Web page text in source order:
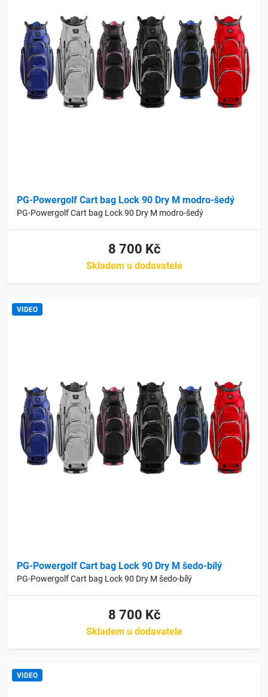
PG-Powergolf Cart bag Lock 90 Dry M modro-šedý
PG-Powergolf Cart bag Lock 90 Dry M modro-šedý
8 700 Kč
Skladem u dodavatele
VIDEO
PG-Powergolf Cart bag Lock 90 Dry M šedo-bílý
PG-Powergolf Cart bag Lock 90 Dry M šedo-bílý
8 700 Kč
Skladem u dodavatele
VIDEO